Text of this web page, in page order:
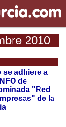
2010
se adhiere a
de
"Red
de la